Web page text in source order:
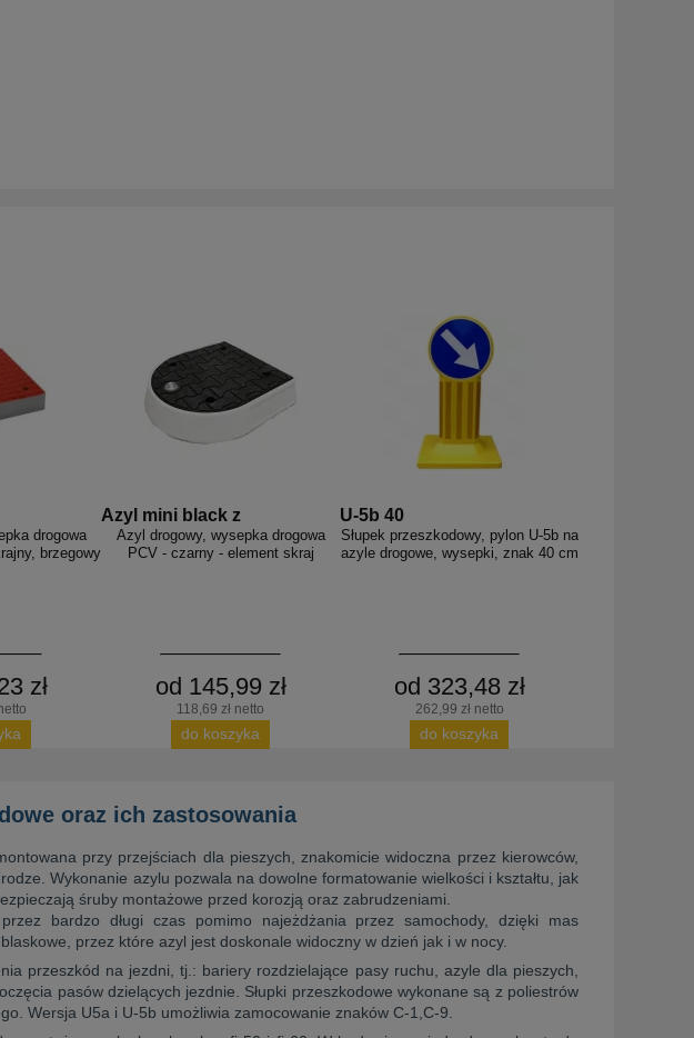
drogowa
brzegowy
zł
Azyl mini black z
Azyl drogowy, wysepka drogowa
PCV - czarny - element skraj
od 145,99 zł
118,69 zł netto
do koszyka
U-5b 40
Słupek przeszkodowy, pylon U-5b na
azyle drogowe, wysepki, znak 40 cm
od 323,48 zł
262,99 zł netto
do koszyka
oraz ich zastosowania
przy przejściach dla pieszych, znakomicie widoczna przez kierowców,
Wykonanie azylu pozwala na dowolne formatowanie wielkości i kształtu, jak
śruby montażowe przed korozją oraz zabrudzeniami.
bardzo długi czas pomimo najeżdżania przez samochody, dzięki mas
przez które azyl jest doskonale widoczny w dzień jak i w nocy.
przeszkód na jezdni, tj.: bariery rozdzielające pasy ruchu, azyle dla pieszych,
pasów dzielących jezdnie. Słupki przeszkodowe wykonane są z poliestrów
Wersja U5a i U-5b umożliwia zamocowanie znaków C-1,C-9.